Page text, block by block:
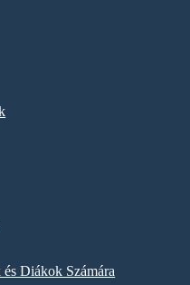
Diákok Számára